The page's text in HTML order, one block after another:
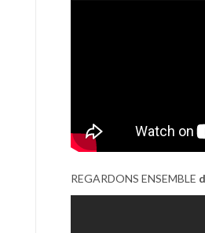
REGARDONS ENSEMBLE